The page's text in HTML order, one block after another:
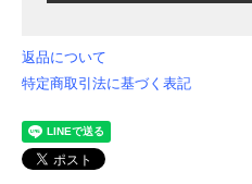
返品について
特定商取引法に基づく表記